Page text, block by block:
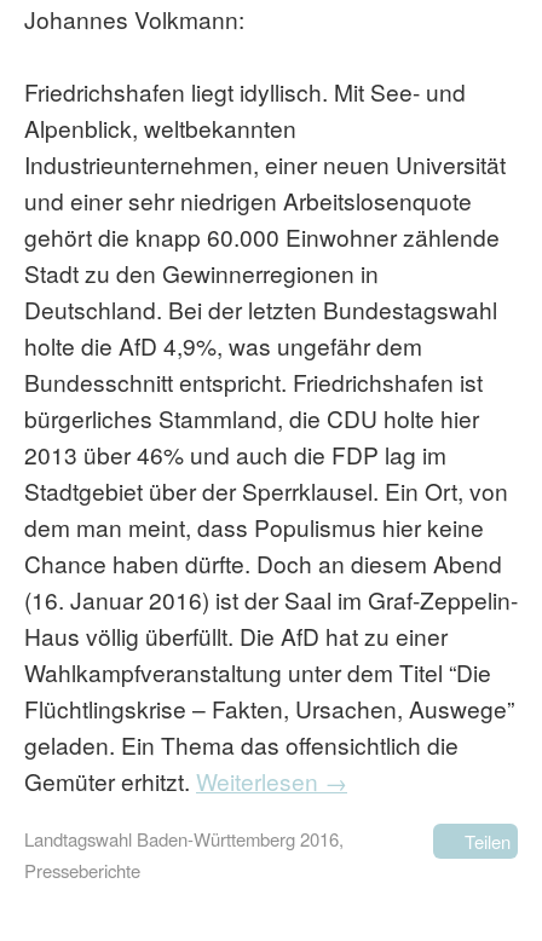
Johannes Volkmann:
Friedrichshafen liegt idyllisch. Mit See- und
Alpenblick, weltbekannten
Industrieunternehmen, einer neuen Universität
und einer sehr niedrigen Arbeitslosenquote
gehört die knapp 60.000 Einwohner zählende
Stadt zu den Gewinnerregionen in
Deutschland. Bei der letzten Bundestagswahl
holte die AfD 4,9%, was ungefähr dem
Bundesschnitt entspricht. Friedrichshafen ist
bürgerliches Stammland, die CDU holte hier
2013 über 46% und auch die FDP lag im
Stadtgebiet über der Sperrklausel. Ein Ort, von
dem man meint, dass Populismus hier keine
Chance haben dürfte. Doch an diesem Abend
(16. Januar 2016) ist der Saal im Graf-Zeppelin-
Haus völlig überfüllt. Die AfD hat zu einer
Wahlkampfveranstaltung unter dem Titel “Die
Flüchtlingskrise – Fakten, Ursachen, Auswege”
geladen. Ein Thema das offensichtlich die
Gemüter erhitzt. Weiterlesen →
Landtagswahl Baden-Württemberg 2016,
Presseberichte
Teilen